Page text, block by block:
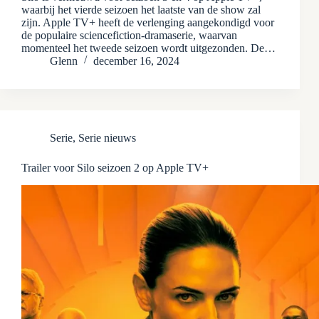
waarbij het vierde seizoen het laatste van de show zal
zijn. Apple TV+ heeft de verlenging aangekondigd voor
de populaire sciencefiction-dramaserie, waarvan
momenteel het tweede seizoen wordt uitgezonden. De…
Glenn
december 16, 2024
Serie, Serie nieuws
Trailer voor Silo seizoen 2 op Apple TV+